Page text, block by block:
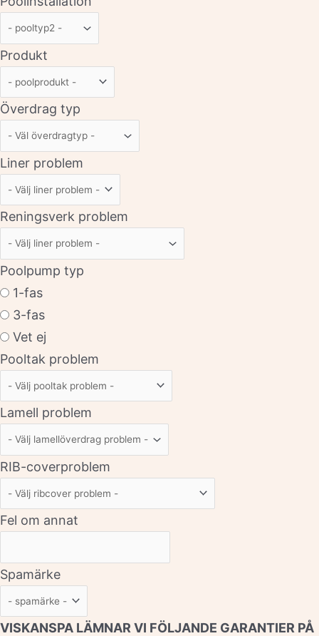
Produkt
Överdrag typ
Liner problem
Reningsverk problem
Poolpump typ
1-fas
3-fas
Vet ej
Pooltak problem
Lamell problem
RIB-coverproblem
Fel om annat
Spamärke
VISKANSPA LÄMNAR VI FÖLJANDE GARANTIER PÅ